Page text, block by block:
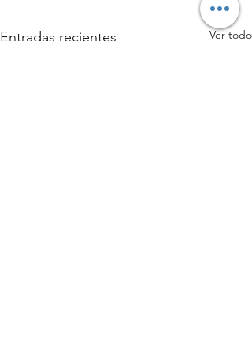
Entradas recientes Ver todo